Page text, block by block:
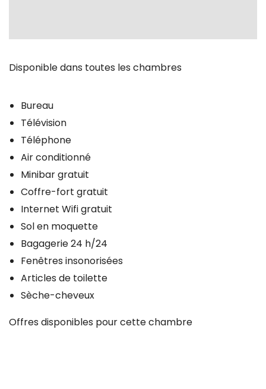
Disponible dans toutes les chambres
Bureau
Télévision
Téléphone
Air conditionné
Minibar gratuit
Coffre-fort gratuit
Internet Wifi gratuit
Sol en moquette
Bagagerie 24 h/24
Fenêtres insonorisées
Articles de toilette
Sèche-cheveux
Offres disponibles pour cette chambre